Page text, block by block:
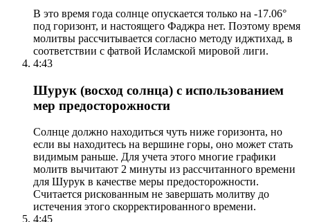
В это время года солнце опускается только на -17.06°
под горизонт, и настоящего Фаджра нет. Поэтому время
молитвы рассчитывается согласно методу иджтихад, в
соответствии с фатвой Исламской мировой лиги.
4:43
Шурук (восход солнца) с использованием
мер предосторожности
Солнце должно находиться чуть ниже горизонта, но
если вы находитесь на вершине горы, оно может стать
видимым раньше. Для учета этого многие графики
молитв вычитают 2 минуты из рассчитанного времени
для Шурук в качестве меры предосторожности.
Считается рискованным не завершать молитву до
истечения этого скорректированного времени.
4:45